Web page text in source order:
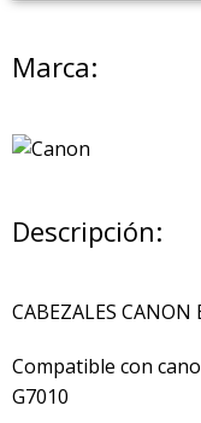
Marca:
Descripción:
CABEZALES CANON
Compatible con
G7010